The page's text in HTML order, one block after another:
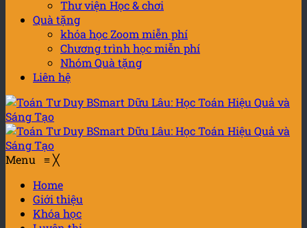
Thư viện Học & chơi
Quà tặng
khóa học Zoom miễn phí
Chương trình học miễn phí
Nhóm Quà tặng
Liên hệ
Menu ≡╳
Home
Giới thiệu
Khóa học